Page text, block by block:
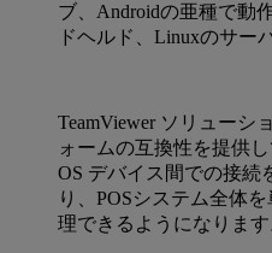
ブ、Androidの亜種で動
ドヘルド、Linuxのサー
TeamViewer ソリューシ
ォームの互換性を提供
OS デバイス間での接続
り、POSシステム全体
理できるようになります